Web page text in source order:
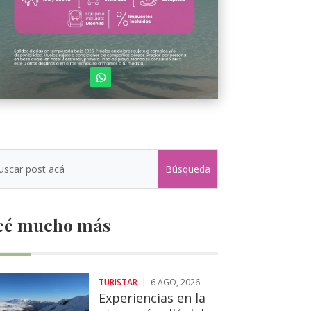
mucho más
TURISTAR | 6 AGO, 2026
Experiencias en la